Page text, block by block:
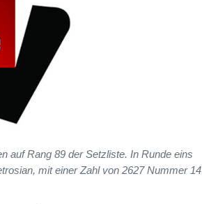
auf Rang 89 der Setzliste. In Runde eins
mit einer Zahl von 2627 Nummer 14